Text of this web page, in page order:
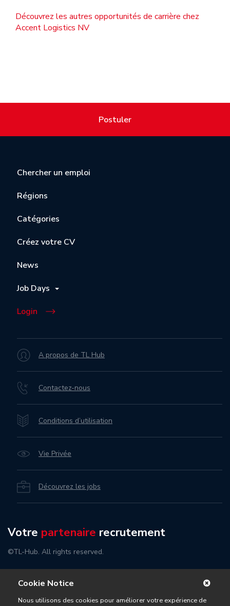
Découvrez les autres opportunités de carrière chez
Accent Logistics NV
Postuler
Chercher un emploi
Régions
Catégories
Créez votre CV
News
Job Days
Login
A propos de TL Hub
Contactez-nous
Conditions d’utilisation
Vie Privée
Découvrez les jobs
Votre partenaire recrutement
©TL-Hub. All rights reserved.
Cookie Notice
Nous utilisons des cookies pour améliorer votre expérience de